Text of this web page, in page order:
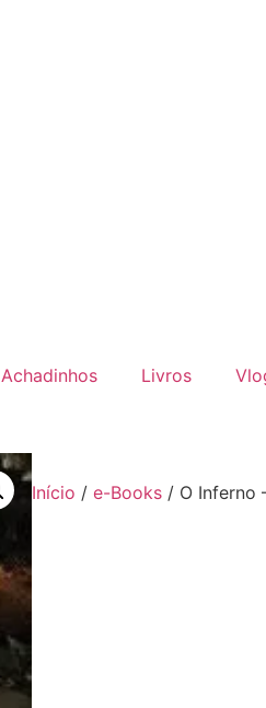
Achadinhos Livros
Início /e-Books / O Inferno